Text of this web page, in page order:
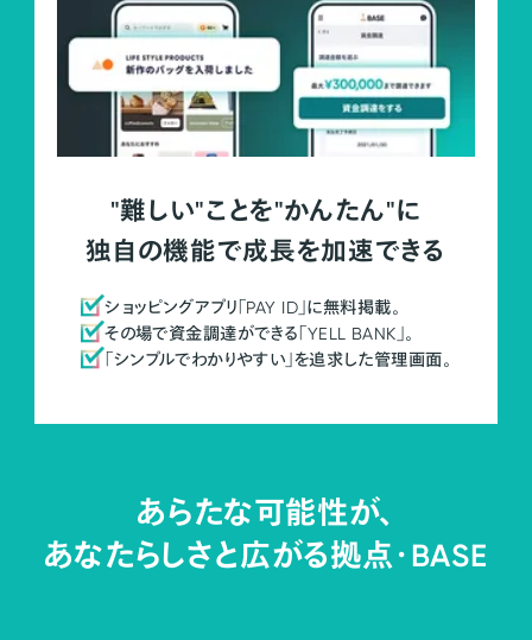
"難しい"ことを"かんたん"に
独自の機能で成長を加速できる
ショッピングアプリ「PAY ID」に無料掲載。
その場で資金調達ができる「YELL BANK」。
「シンプルでわかりやすい」を追求した管理画面。
あらたな可能性が、
あなたらしさと広がる拠点・BASE